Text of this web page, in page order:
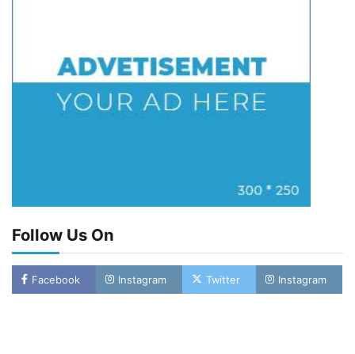
Follow Us On
Facebook Instagram Twitter Instagram